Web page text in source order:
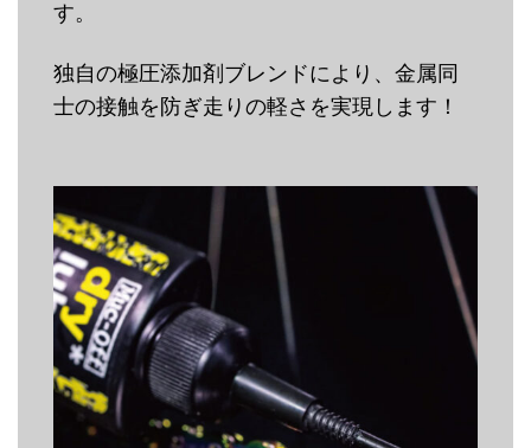
す。
独自の極圧添加剤ブレンドにより、金属同
士の接触を防ぎ走りの軽さを実現します！